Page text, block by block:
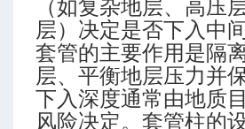
（如复杂地层、高压
层）决定是否下入中
套管的主要作用是隔
层、平衡地层压力并
下入深度通常由地质
风险决定。套管柱的